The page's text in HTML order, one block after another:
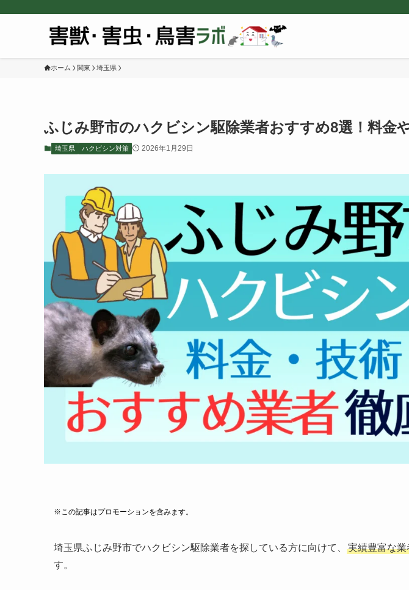
ホーム 関東 埼玉県
ふじみ野市のハクビシン駆除業者おすすめ8選！料金
埼玉県 ハクビシン対策 2026年1月29日
※この記事はプロモーションを含みます。
埼玉県ふじみ野市でハクビシン駆除業者を探している方に向けて、 実績豊富な
す。